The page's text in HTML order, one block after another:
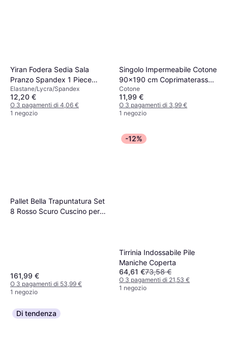
Yiran Fodera Sedia Sala
Pranzo Spandex 1 Piece
Copridivano
Elastane/Lycra/Spandex
12,20 €
O 3 pagamenti di 4,06 €
1 negozio
Singolo Impermeabile Cotone
90x190 cm Coprimaterasso
Bianco
Cotone
11,99 €
O 3 pagamenti di 3,99 €
1 negozio
Pallet Bella Trapuntatura Set
8 Rosso Scuro Cuscino per
161,99 €
O 3 pagamenti di 53,99 €
1 negozio
-12%
Tirrinia Indossabile Pile
Maniche Coperta
64,61 €73,58 €
O 3 pagamenti di 21,53 €
1 negozio
Di tendenza